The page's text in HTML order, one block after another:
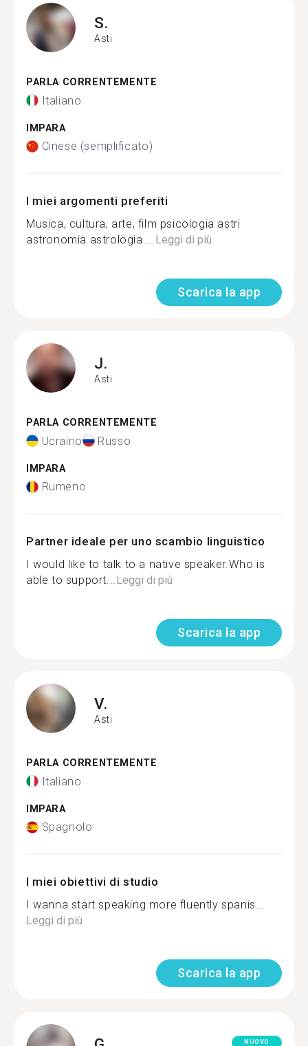
S.
Asti
PARLA CORRENTEMENTE
Italiano
IMPARA
Cinese (semplificato)
I miei argomenti preferiti
Musica, cultura, arte, film psicologia astri
astronomia astrologia....Leggi di più
Scarica la app
J.
Asti
PARLA CORRENTEMENTE
Ucraino Russo
IMPARA
Rumeno
Partner ideale per uno scambio linguistico
I would like to talk to a native speaker.Who is
able to support...Leggi di più
Scarica la app
V.
Asti
PARLA CORRENTEMENTE
Italiano
IMPARA
Spagnolo
I miei obiettivi di studio
I wanna start speaking more fluently spanis...
Leggi di più
Scarica la app
NUOVO